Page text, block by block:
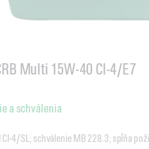
Multi 15W-40 CI-4/E7
a schválenia
CI-4/SL; schválenie MB 228.3; spĺňa